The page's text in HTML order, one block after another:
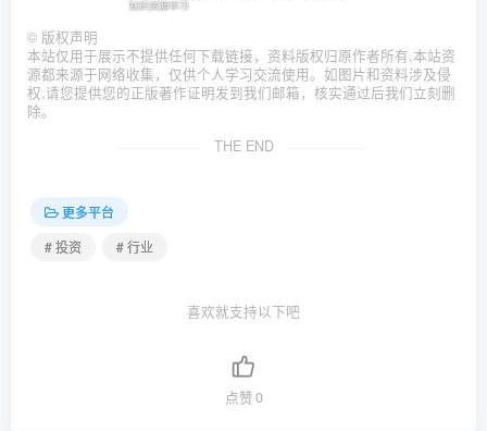
© 版权声明
本站仅用于展示不提供任何下载链接，资料版权归原作者所有,本站资
源都来源于网络收集，仅供个人学习交流使用。如图片和资料涉及侵
权,请您提供您的正版著作证明发到我们邮箱，核实通过后我们立刻删
除。
THE END
更多平台
# 投资
# 行业
喜欢就支持以下吧
点赞0